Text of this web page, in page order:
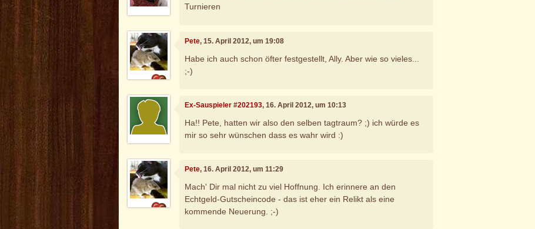
Turnieren
Pete, 15. April 2012, um 19:08
Habe ich auch schon öfter festgestellt, Ally. Aber wie so vieles...
;-)
Ex-Sauspieler #202193, 16. April 2012, um 10:13
Ha!! Pete, hatten wir also den selben tagtraum? ;) ich würde es
mir so sehr wünschen dass es wahr wird :)
Pete, 16. April 2012, um 11:29
Mach' Dir mal nicht zu viel Hoffnung. Ich erinnere an den
Echtgeld-Gutscheincode - das ist eher ein Relikt als eine
kommende Neuerung. ;-)